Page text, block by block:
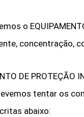
o
concentração,
DE
tentar os
abaixo: